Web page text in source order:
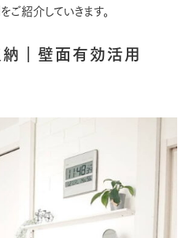
紹介していきます。
｜壁面有効活用